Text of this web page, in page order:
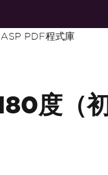
ASP PDF程式庫
度（初